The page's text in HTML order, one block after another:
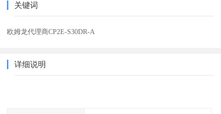
关键词
欧姆龙代理商CP2E-S30DR-A
详细说明